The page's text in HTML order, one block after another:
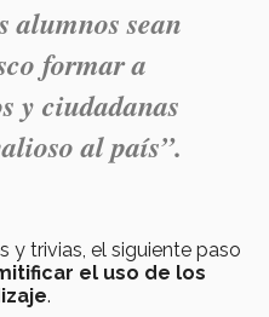
alumnos sean
formar a
y ciudadanas
al país”.
y trivias, el siguiente paso
el uso de los
.